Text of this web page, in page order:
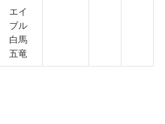
エイ
ブル
白馬
五竜